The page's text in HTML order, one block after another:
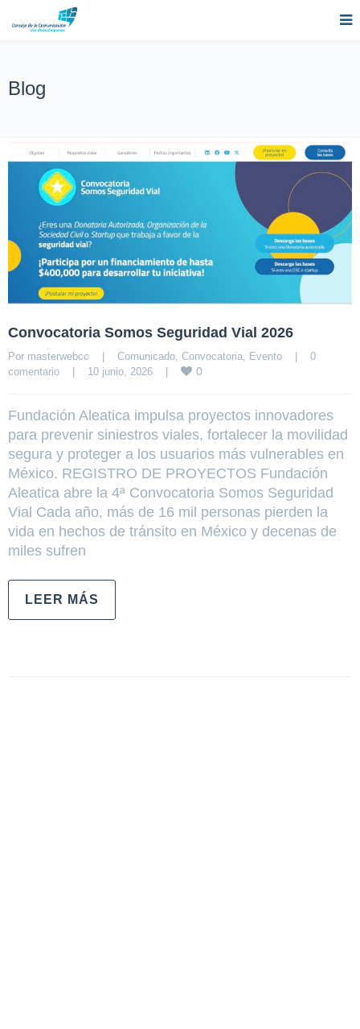
Blog
Convocatoria Somos Seguridad Vial 2026
Por masterwebcc Comunicado, Convocatoria, Evento
0
comentario
10 junio, 2026 0
Fundación Aleatica impulsa proyectos innovadores
para prevenir siniestros viales, fortalecer la movilidad
segura y proteger a los usuarios más vulnerables en
México. REGISTRO DE PROYECTOS Fundación
Aleatica abre la 4ª Convocatoria Somos Seguridad
Vial Cada año, más de 16 mil personas pierden la
vida en hechos de tránsito en México y decenas de
miles sufren
LEER MÁS